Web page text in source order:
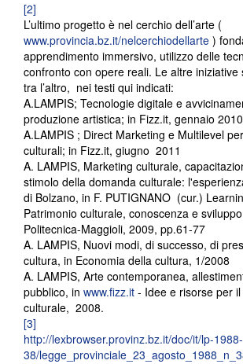
[2]
L’ultimo progetto è nel cerchio dell’arte (
www.provincia.bz.it/nelcerchiodellarte )
apprendimento immersivo, utilizzo delle
confronto con opere reali. Le altre iniziative
tra l’altro, nei testi qui indicati:
A.LAMPIS; Tecnologie digitale e
produzione artistica; in Fizz.it, gennaio 2010
A.LAMPIS ; Direct Marketing e Multilevel
culturali; in Fizz.it, giugno 2011
A. LAMPIS, Marketing culturale,
stimolo della domanda culturale:
di Bolzano, in F. PUTIGNANO (cur.)
Patrimonio culturale, conoscenza e
Politecnica-Maggioli, 2009, pp.61-77
A. LAMPIS, Nuovi modi, di successo, di
cultura, in Economia della cultura, 1/2008
A. LAMPIS, Arte contemporanea,
pubblico, in www.fizz.it - Idee e risorse per
culturale, 2008.
[3]
http://lexbrowser.provinz.bz.it/doc/it/lp-1988-
38/